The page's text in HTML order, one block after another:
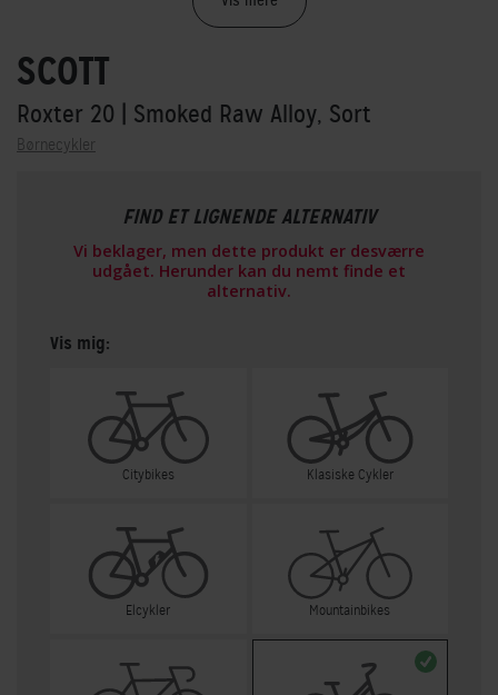
SCOTT
Roxter 20 | Smoked Raw Alloy, Sort
Børnecykler
FIND ET LIGNENDE ALTERNATIV
Vi beklager, men dette produkt er desværre
udgået. Herunder kan du nemt finde et
alternativ.
Vis mig:
Citybikes Klasiske Cykler
Elcykler Mountainbikes